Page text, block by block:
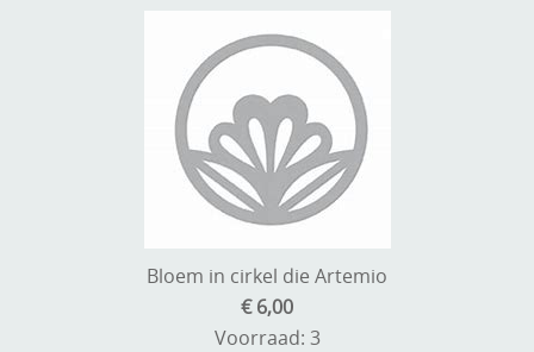
Bloem in cirkel die Artemio
€ 6,00
Voorraad: 3